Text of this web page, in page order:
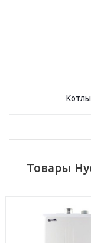
Товары